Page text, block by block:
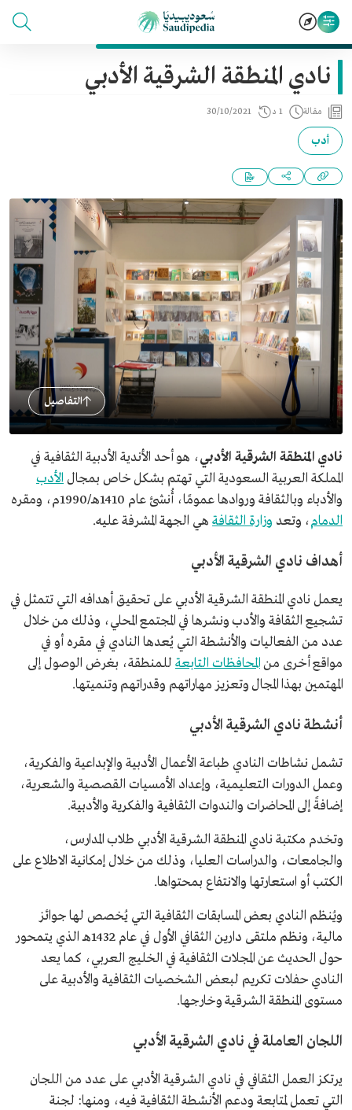
نادي المنطقة الشرقية الأدبي
مقالة 1 د 30/10/2021
أدب
التفاصيل
نادي المنطقة الشرقية الأدبي، هو أحد الأندية الأدبية الثقافية في
المملكة العربية السعودية التي تهتم بشكل خاص بمجال الأدب
والأدباء وبالثقافة وروادها عمومًا، أُنشئ عام 1410هـ/1990م، ومقره
الدمام، وتعد وزارة الثقافة هي الجهة المشرفة عليه.
أهداف نادي الشرقية الأدبي
يعمل نادي المنطقة الشرقية الأدبي على تحقيق أهدافه التي تتمثل في
تشجيع الثقافة والأدب ونشرها في المجتمع المحلي، وذلك من خلال
عدد من الفعاليات والأنشطة التي يُعدها النادي في مقره أو في
مواقع أخرى منالمحافظات التابعة للمنطقة، بغرض الوصول إلى
المهتمين بهذا المجال وتعزيز مهاراتهم وقدراتهم وتنميتها.
أنشطة نادي الشرقية الأدبي
تشمل نشاطات النادي طباعة الأعمال الأدبية والإبداعية والفكرية،
وعمل الدورات التعليمية، وإعداد الأمسيات القصصية والشعرية،
إضافةً إلى المحاضرات والندوات الثقافية والفكرية والأدبية.
وتخدم مكتبة نادي المنطقة الشرقية الأدبي طلاب المدارس،
والجامعات، والدراسات العليا، وذلك من خلال إمكانية الاطلاع على
الكتب أو استعارتها والانتفاع بمحتواها.
ويُنظم النادي بعض المسابقات الثقافية التي يُخصص لها جوائز
مالية، ونظم ملتقى دارين الثقافي الأول في عام 1432هـ الذي يتمحور
حول الحديث عن المجلات الثقافية في الخليج العربي، كما يعد
النادي حفلات تكريم لبعض الشخصيات الثقافية والأدبية على
مستوى المنطقة الشرقية وخارجها.
اللجان العاملة في نادي الشرقية الأدبي
يرتكز العمل الثقافي في نادي الشرقية الأدبي على عدد من اللجان
التي تعمل لمتابعة ودعم الأنشطة الثقافية فيه، ومنها: لجنة